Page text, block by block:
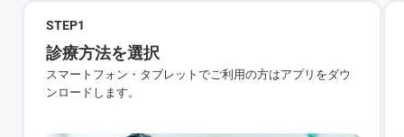
STEP1
診療方法を選択
スマートフォン・タブレットでご利用の方はアプリをダウ
ンロードします。